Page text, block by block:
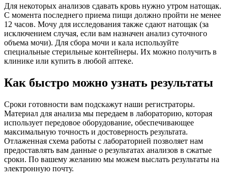
Для некоторых анализов сдавать кровь нужно утром натощак.
С момента последнего приема пищи должно пройти не менее
12 часов. Мочу для исследования также сдают натощак (за
исключением случая, если вам назначен анализ суточного
объема мочи). Для сбора мочи и кала используйте
специальные стерильные контейнеры. Их можно получить в
клинике или купить в любой аптеке.
Как быстро можно узнать результаты
Сроки готовности вам подскажут наши регистраторы.
Материал для анализа мы передаем в лабораторию, которая
использует передовое оборудование, обеспечивающее
максимальную точность и достоверность результата.
Отлаженная схема работы с лабораторией позволяет нам
предоставлять вам данные о результатах анализов в сжатые
сроки. По вашему желанию мы можем выслать результаты на
электронную почту.